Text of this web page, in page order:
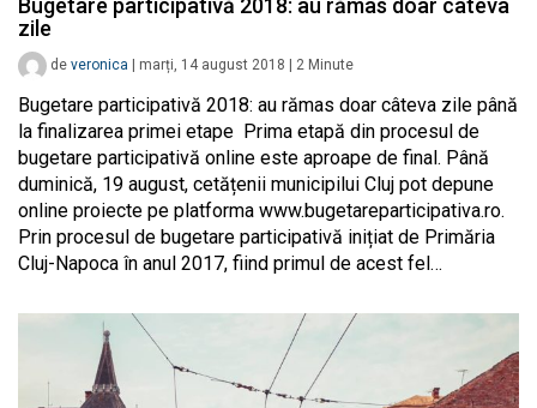
Bugetare participativă 2018: au rămas doar câteva
zile
de veronica marți, 14 august 2018 2 Minute
Bugetare participativă 2018: au rămas doar câteva zile până
la finalizarea primei etape Prima etapă din procesul de
bugetare participativă online este aproape de final. Până
duminică, 19 august, cetățenii municipilui Cluj pot depune
online proiecte pe platforma www.bugetareparticipativa.ro.
Prin procesul de bugetare participativă inițiat de Primăria
Cluj-Napoca în anul 2017, fiind primul de acest fel…